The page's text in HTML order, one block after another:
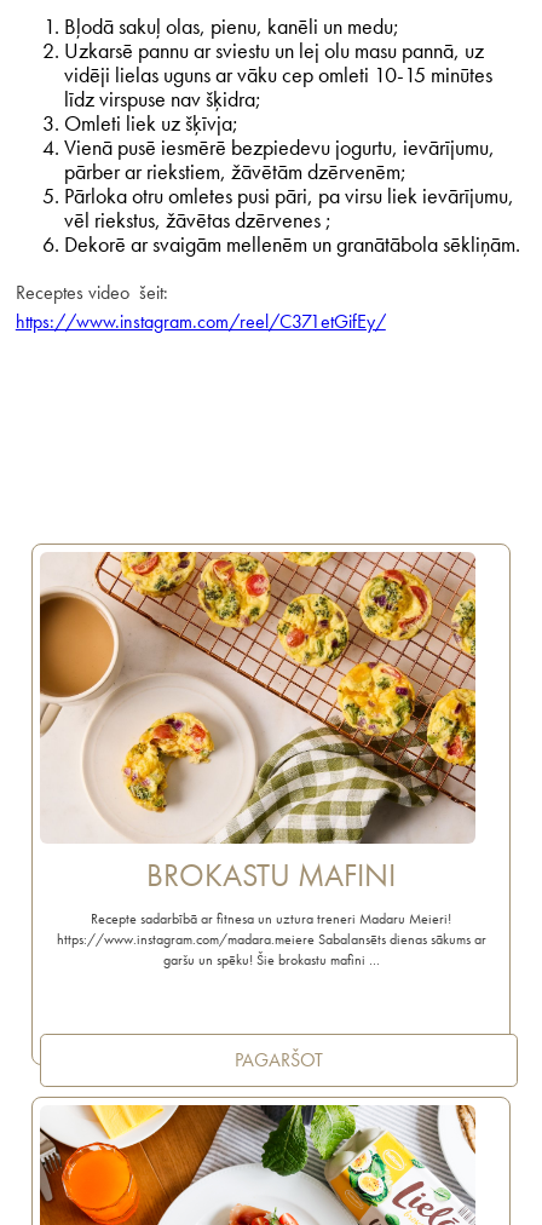
Bļodā sakuļ olas, pienu, kanēli un medu;
Uzkarsē pannu ar sviestu un lej olu masu pannā, uz
vidēji lielas uguns ar vāku cep omleti 10-15 minūtes
līdz virspuse nav šķidra;
Omleti liek uz šķīvja;
Vienā pusē iesmērē bezpiedevu jogurtu, ievārījumu,
pārber ar riekstiem, žāvētām dzērvenēm;
Pārloka otru omletes pusi pāri, pa virsu liek ievārījumu,
vēl riekstus, žāvētas dzērvenes ;
Dekorē ar svaigām mellenēm un granātābola sēkliņām.
Receptes video šeit:
https://www.instagram.com/reel/C371etGifEy/
BROKASTU MAFINI
Recepte sadarbībā ar fitnesa un uztura treneri Madaru Meieri!
https://www.instagram.com/madara.meiere Sabalansēts dienas sākums ar
garšu un spēku! Šie brokastu mafini …
PAGARŠOT